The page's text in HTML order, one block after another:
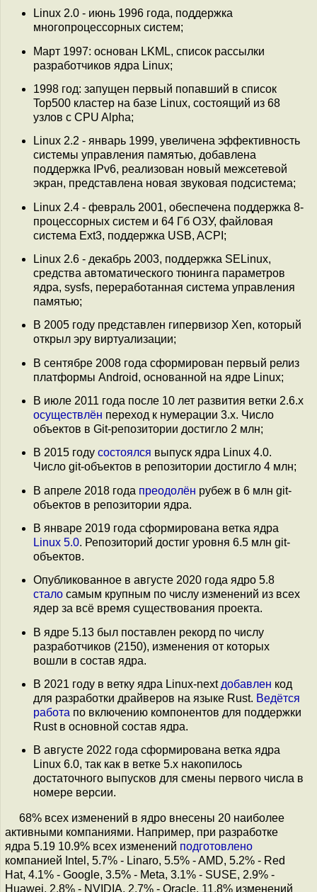
Linux 2.0 - июнь 1996 года, поддержка
многопроцессорных систем;
Март 1997: основан LKML, список рассылки
разработчиков ядра Linux;
1998 год: запущен первый попавший в список
Top500 кластер на базе Linux, состоящий из 68
узлов с CPU Alpha;
Linux 2.2 - январь 1999, увеличена эффективность
системы управления памятью, добавлена
поддержка IPv6, реализован новый межсетевой
экран, представлена новая звуковая подсистема;
Linux 2.4 - февраль 2001, обеспечена поддержка 8-
процессорных систем и 64 Гб ОЗУ, файловая
система Ext3, поддержка USB, ACPI;
Linux 2.6 - декабрь 2003, поддержка SELinux,
средства автоматического тюнинга параметров
ядра, sysfs, переработанная система управления
памятью;
В 2005 году представлен гипервизор Xen, который
открыл эру виртуализации;
В сентябре 2008 года сформирован первый релиз
платформы Android, основанной на ядре Linux;
В июле 2011 года после 10 лет развития ветки 2.6.x
осуществлён переход к нумерации 3.x. Число
объектов в Git-репозитории достигло 2 млн;
В 2015 году состоялся выпуск ядра Linux 4.0.
Число git-объектов в репозитории достигло 4 млн;
В апреле 2018 года преодолён рубеж в 6 млн git-
объектов в репозитории ядра.
В январе 2019 года сформирована ветка ядра
Linux 5.0. Репозиторий достиг уровня 6.5 млн git-
объектов.
Опубликованное в августе 2020 года ядро 5.8
стало самым крупным по числу изменений из всех
ядер за всё время существования проекта.
В ядре 5.13 был поставлен рекорд по числу
разработчиков (2150), изменения от которых
вошли в состав ядра.
В 2021 году в ветку ядра Linux-next добавлен код
для разработки драйверов на языке Rust. Ведётся
работа по включению компонентов для поддержки
Rust в основной состав ядра.
В августе 2022 года сформирована ветка ядра
Linux 6.0, так как в ветке 5.x накопилось
достаточного выпусков для смены первого числа в
номере версии.
68% всех изменений в ядро внесены 20 наиболее
активными компаниями. Например, при разработке
ядра 5.19 10.9% всех изменений подготовлено
компанией Intel, 5.7% - Linaro, 5.5% - AMD, 5.2% - Red
Hat, 4.1% - Google, 3.5% - Meta, 3.1% - SUSE, 2.9% -
Huawei, 2.8% - NVIDIA, 2.7% - Oracle. 11.8% изменений